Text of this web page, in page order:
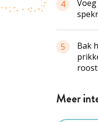
4
5
Bak
Meer